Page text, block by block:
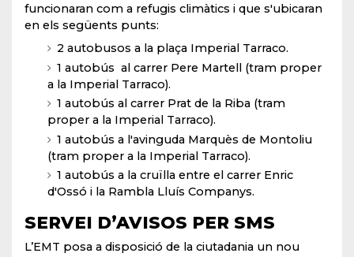
funcionaran com a refugis climàtics i que s'ubicaran
en els següents punts:
2 autobusos a la plaça Imperial Tarraco.
1 autobús al carrer Pere Martell (tram proper
a la Imperial Tarraco).
1 autobús al carrer Prat de la Riba (tram
proper a la Imperial Tarraco).
1 autobús a l'avinguda Marquès de Montoliu
(tram proper a la Imperial Tarraco).
1 autobús a la cruïlla entre el carrer Enric
d'Ossó i la Rambla Lluís Companys.
SERVEI D’AVISOS PER SMS
L’EMT posa a disposició de la ciutadania un nou